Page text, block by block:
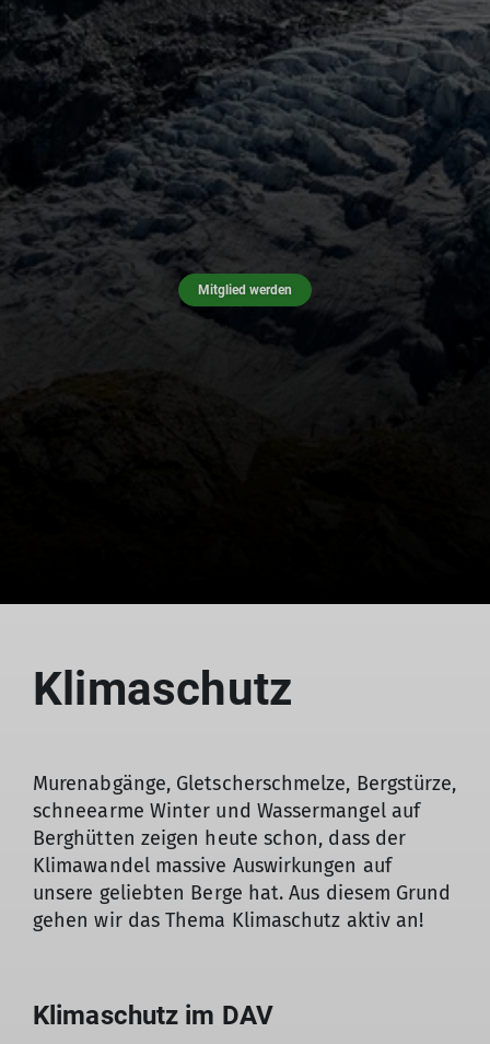
Mitglied werden
Klimaschutz
Murenabgänge, Gletscherschmelze, Bergstürze,
schneearme Winter und Wassermangel auf
Berghütten zeigen heute schon, dass der
Klimawandel massive Auswirkungen auf
unsere geliebten Berge hat. Aus diesem Grund
gehen wir das Thema Klimaschutz aktiv an!
Klimaschutz im DAV